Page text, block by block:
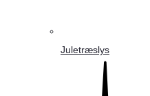
Juletræslys